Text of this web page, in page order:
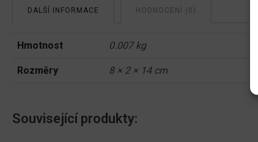
DALŠÍ INFORMACE HODNOCENÍ (0)
Hmotnost 0.007 kg
Rozměry 8 × 2 × 14 cm
Související produkty: